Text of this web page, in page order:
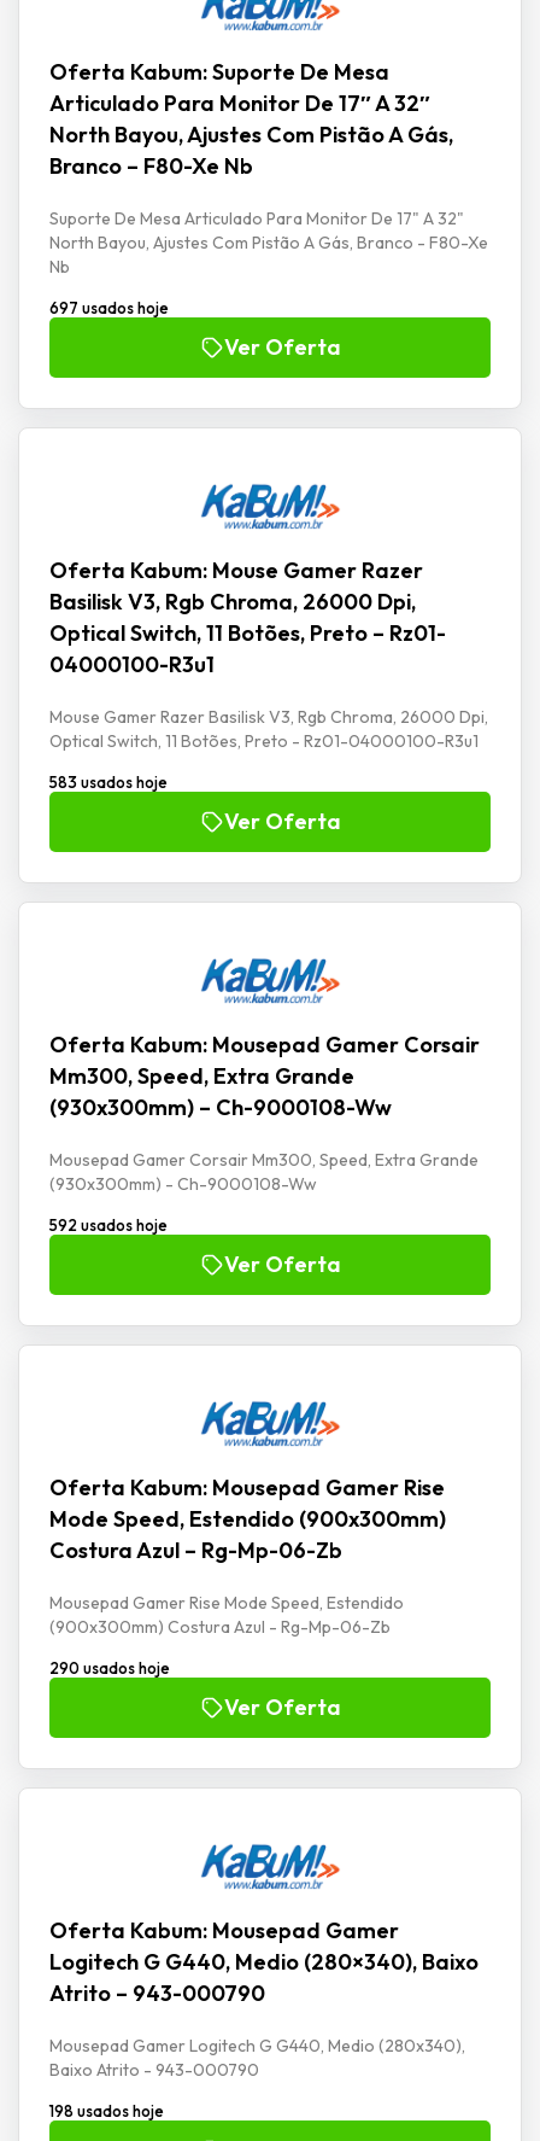
Oferta Kabum: Suporte De Mesa
Articulado Para Monitor De 17″ A 32″
North Bayou, Ajustes Com Pistão A Gás,
Branco – F80-Xe Nb
Suporte De Mesa Articulado Para Monitor De 17" A 32"
North Bayou, Ajustes Com Pistão A Gás, Branco - F80-Xe
Nb
697 usados hoje
Ver Oferta
Oferta Kabum: Mouse Gamer Razer
Basilisk V3, Rgb Chroma, 26000 Dpi,
Optical Switch, 11 Botões, Preto – Rz01-
04000100-R3u1
Mouse Gamer Razer Basilisk V3, Rgb Chroma, 26000 Dpi,
Optical Switch, 11 Botões, Preto - Rz01-04000100-R3u1
583 usados hoje
Ver Oferta
Oferta Kabum: Mousepad Gamer Corsair
Mm300, Speed, Extra Grande
(930x300mm) – Ch-9000108-Ww
Mousepad Gamer Corsair Mm300, Speed, Extra Grande
(930x300mm) - Ch-9000108-Ww
592 usados hoje
Ver Oferta
Oferta Kabum: Mousepad Gamer Rise
Mode Speed, Estendido (900x300mm)
Costura Azul – Rg-Mp-06-Zb
Mousepad Gamer Rise Mode Speed, Estendido
(900x300mm) Costura Azul - Rg-Mp-06-Zb
290 usados hoje
Ver Oferta
Oferta Kabum: Mousepad Gamer
Logitech G G440, Medio (280×340), Baixo
Atrito – 943-000790
Mousepad Gamer Logitech G G440, Medio (280x340),
Baixo Atrito - 943-000790
198 usados hoje